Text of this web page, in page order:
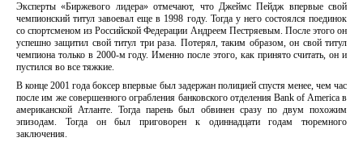
Эксперты «Биржевого лидера» отмечают, что Джеймс Пейдж впервые свой
чемпионский титул завоевал еще в 1998 году. Тогда у него состоялся поединок
со спортсменом из Российской Федерации Андреем Пестряевым. После этого он
успешно защитил свой титул три раза. Потерял, таким образом, он свой титул
чемпиона только в 2000-м году. Именно после этого, как принято считать, он и
пустился во все тяжкие.
В конце 2001 года боксер впервые был задержан полицией спустя менее, чем час
после им же совершенного ограбления банковского отделения Bank of America в
американской Атланте. Тогда парень был обвинен сразу по двум похожим
эпизодам. Тогда он был приговорен к одиннадцати годам тюремного
заключения.